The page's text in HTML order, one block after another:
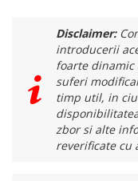
Disclaimer:
introducerii
foarte
suferi
timp util, in
zbor si alte
reverificate cu